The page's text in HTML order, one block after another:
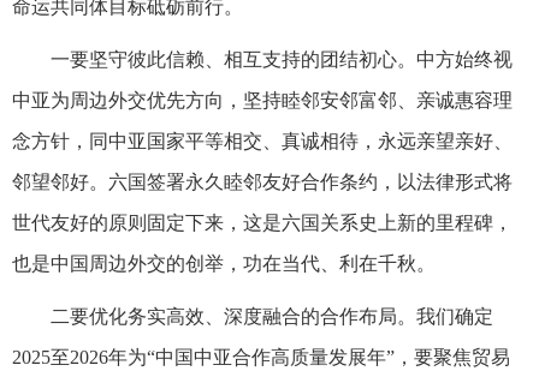
命运共同体目标砥砺前行。
一要坚守彼此信赖、相互支持的团结初心。中方始终视
中亚为周边外交优先方向，坚持睦邻安邻富邻、亲诚惠容理
念方针，同中亚国家平等相交、真诚相待，永远亲望亲好、
邻望邻好。六国签署永久睦邻友好合作条约，以法律形式将
世代友好的原则固定下来，这是六国关系史上新的里程碑，
也是中国周边外交的创举，功在当代、利在千秋。
二要优化务实高效、深度融合的合作布局。我们确定
2025至2026年为“中国中亚合作高质量发展年”，要聚焦贸易